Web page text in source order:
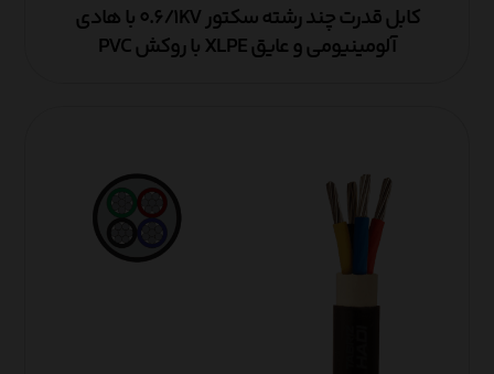
کابل قدرت چند رشته سکتور ۰.۶/۱KV با هادی
آلومینیومی و عایق XLPE با روکش PVC